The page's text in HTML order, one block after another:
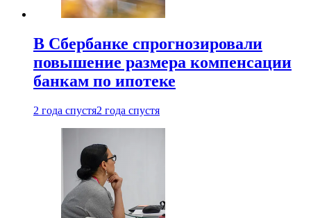
В Сбербанке спрогнозировали
повышение размера компенсации
банкам по ипотеке
2 года спустя2 года спустя